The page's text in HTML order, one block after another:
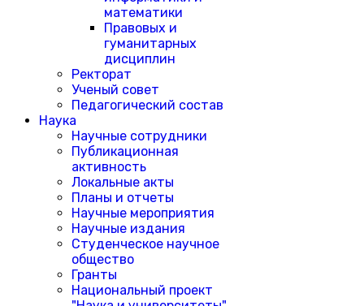
математики
Правовых и
гуманитарных
дисциплин
Ректорат
Ученый совет
Педагогический состав
Наука
Научные сотрудники
Публикационная
активность
Локальные акты
Планы и отчеты
Научные мероприятия
Научные издания
Студенческое научное
общество
Гранты
Национальный проект